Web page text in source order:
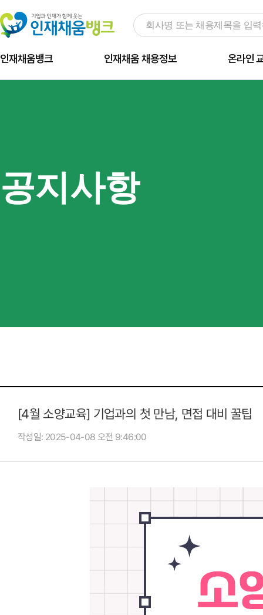
인재채움뱅크 인재채움 채용정보 온라인
공지사항
[4월 소양교육] 기업과의 첫 만남, 면접 대비 꿀팁
작성일 2025-04-08 오전 9:46:00